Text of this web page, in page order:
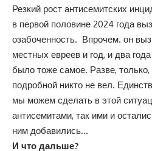
Резкий рост антисемитских
в первой половине 2024 года
озабоченность. Впрочем. он
местных евреев и год, и два
было тоже самое. Разве, только,
подробной никто не вел.
мы можем сделать в этой
антисемитами, так ими и
ним добавились…
И что дальше?